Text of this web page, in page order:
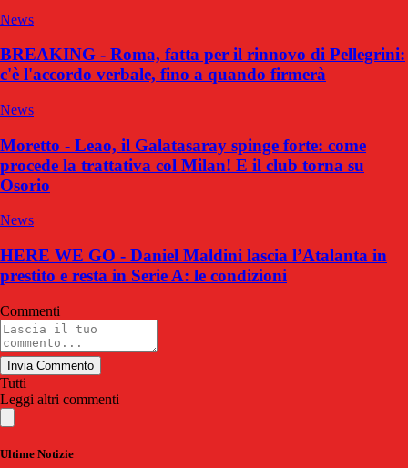
News
BREAKING - Roma, fatta per il rinnovo di Pellegrini:
c'è l'accordo verbale, fino a quando firmerà
News
Moretto - Leao, il Galatasaray spinge forte: come
procede la trattativa col Milan! E il club torna su
Osorio
News
HERE WE GO - Daniel Maldini lascia l’Atalanta in
prestito e resta in Serie A: le condizioni
Commenti
Invia Commento
Tutti
Leggi altri commenti
Ultime Notizie